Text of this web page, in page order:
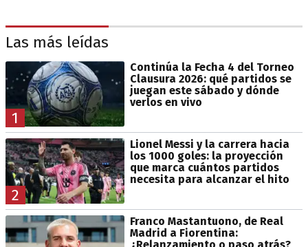
Las más leídas
1
Continúa la Fecha 4 del Torneo
Clausura 2026: qué partidos se
juegan este sábado y dónde
verlos en vivo
2
Lionel Messi y la carrera hacia
los 1000 goles: la proyección
que marca cuántos partidos
necesita para alcanzar el hito
Franco Mastantuono, de Real
Madrid a Fiorentina: